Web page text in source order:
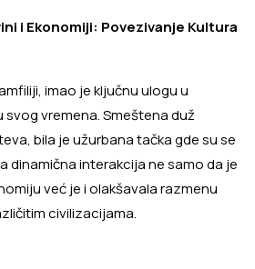
i Ekonomiji: Povezivanje Kultura
imao je ključnu ulogu u
vremena. Smeštena duž
bila je užurbana tačka gde su se
dinamična interakcija ne samo da je
već je i olakšavala razmenu
civilizacijama.